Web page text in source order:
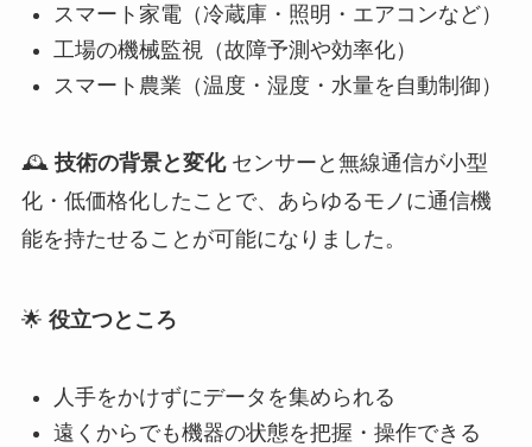
スマート家電（冷蔵庫・照明・エアコンなど）
工場の機械監視（故障予測や効率化）
スマート農業（温度・湿度・水量を自動制御）
🕰 技術の背景と変化センサーと無線通信が小型
化・低価格化したことで、あらゆるモノに通信機
能を持たせることが可能になりました。
🌟 役立つところ
人手をかけずにデータを集められる
遠くからでも機器の状態を把握・操作できる